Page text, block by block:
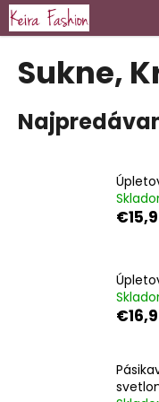
Prejsť
na
obsah
Sukne,
K
o
o